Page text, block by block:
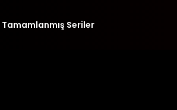
Tamamlanmış Seriler